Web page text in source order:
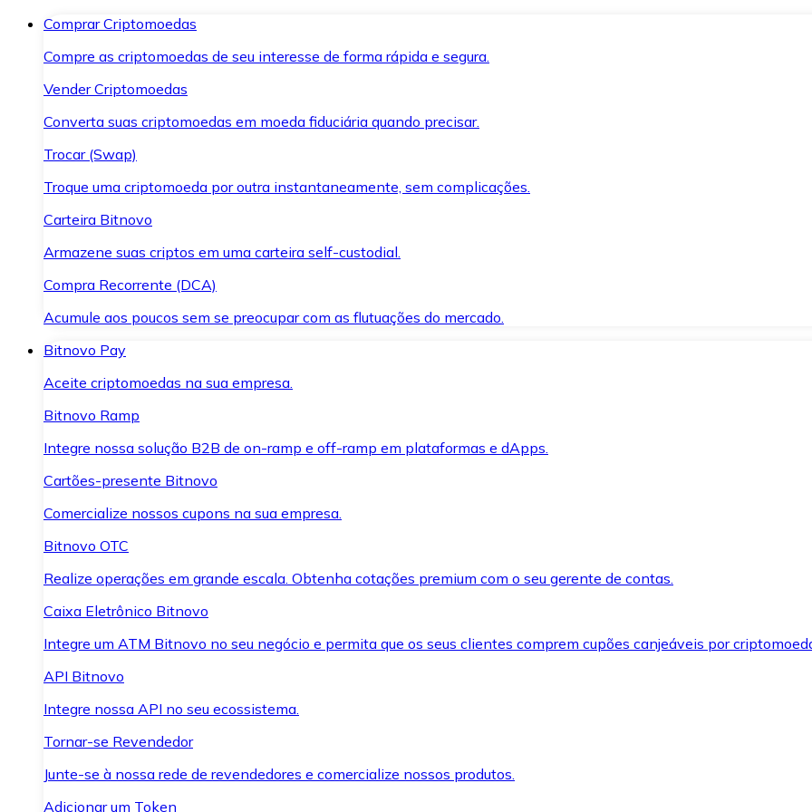
Comprar Criptomoedas
Compre as criptomoedas de seu interesse de forma rápida e segura.
Vender Criptomoedas
Converta suas criptomoedas em moeda fiduciária quando precisar.
Trocar (Swap)
Troque uma criptomoeda por outra instantaneamente, sem complicações.
Carteira Bitnovo
Armazene suas criptos em uma carteira self-custodial.
Compra Recorrente (DCA)
Acumule aos poucos sem se preocupar com as flutuações do mercado.
Bitnovo Pay
Aceite criptomoedas na sua empresa.
Bitnovo Ramp
Integre nossa solução B2B de on-ramp e off-ramp em plataformas e dApps.
Cartões-presente Bitnovo
Comercialize nossos cupons na sua empresa.
Bitnovo OTC
Realize operações em grande escala. Obtenha cotações premium com o seu gerente de contas.
Caixa Eletrônico Bitnovo
Integre um ATM Bitnovo no seu negócio e permita que os seus clientes comprem cupões canjeáveis por
API Bitnovo
Integre nossa API no seu ecossistema.
Tornar-se Revendedor
Junte-se à nossa rede de revendedores e comercialize nossos produtos.
Adicionar um Token